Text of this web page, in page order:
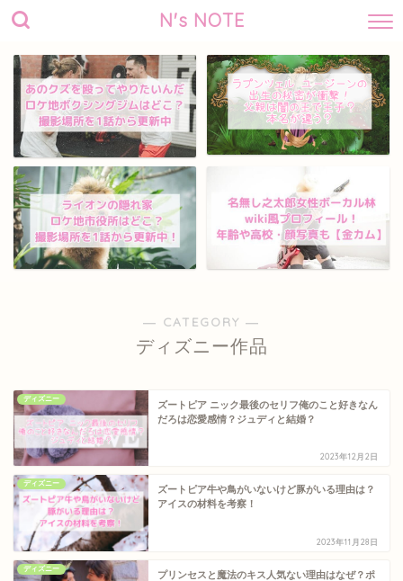
N's NOTE
― CATEGORY ―
ディズニー作品
ディズニー
ズートピア ニック最後のセリフ俺のこと好きなん
だろは恋愛感情？ジュディと結婚？
2023年12月2日
ディズニー
ズートピア牛や鳥がいないけど豚がいる理由は？
アイスの材料を考察！
2023年11月28日
ディズニー
プリンセスと魔法のキス人気ない理由はなぜ？ポ